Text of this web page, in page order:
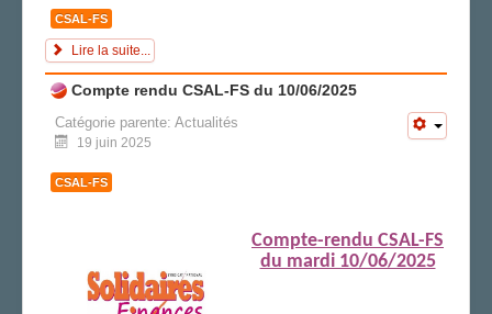
CSAL-FS
Lire la suite...
Compte rendu CSAL-FS du 10/06/2025
Catégorie parente: Actualités
19 juin 2025
CSAL-FS
Compte-rendu CSAL-FS
du mardi 10/06/2025